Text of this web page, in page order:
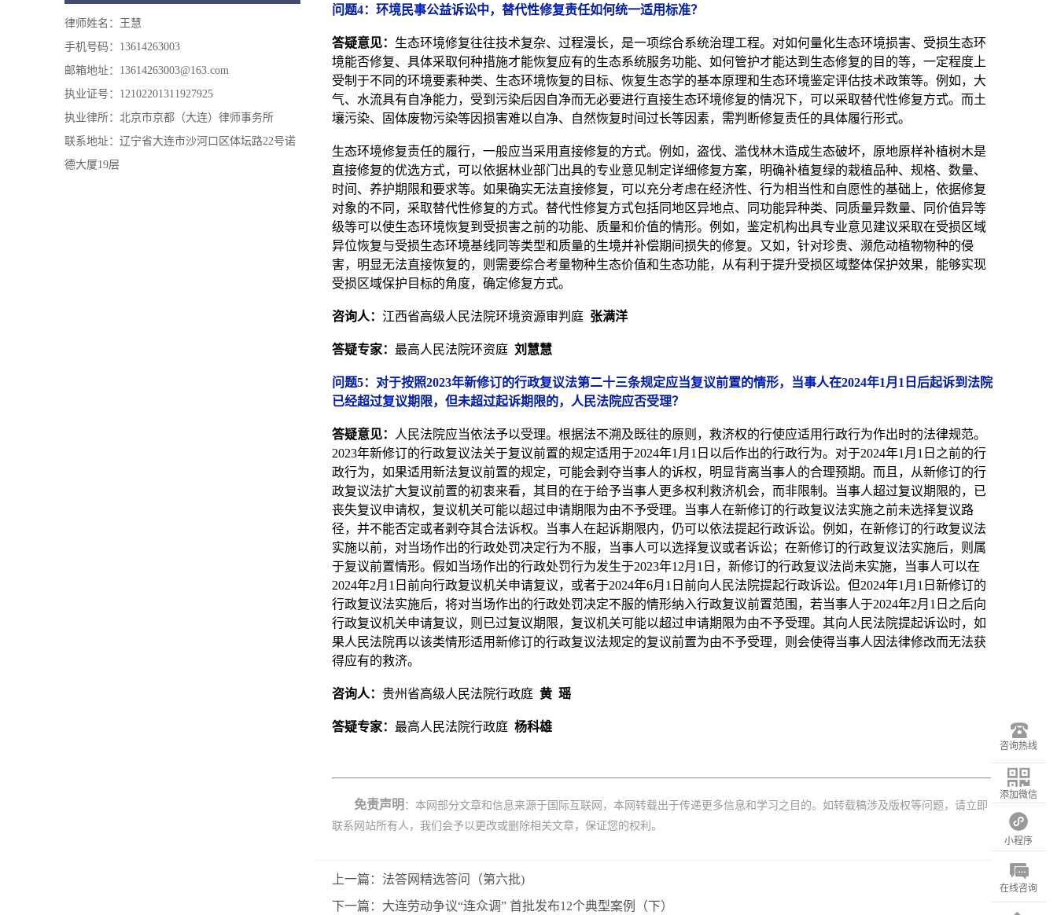
律师姓名：王慧
手机号码：13614263003
邮箱地址：13614263003@163.com
执业证号：12102201311927925
执业律所：北京市京都（大连）律师事务所
联系地址：辽宁省大连市沙河口区体坛路22号诺
德大厦19层
问题4：环境民事公益诉讼中，替代性修复责任如何统一适用标准？
答疑意见： 生态环境修复往往技术复杂、过程漫长，是一项综合系统治理工程。对如何量化生态环境损害、受损生态环
境能否修复、具体采取何种措施才能恢复应有的生态系统服务功能、如何管护才能达到生态修复的目的等，一定程度上
受制于不同的环境要素种类、生态环境恢复的目标、恢复生态学的基本原理和生态环境鉴定评估技术政策等。例如，大
气、水流具有自净能力，受到污染后因自净而无必要进行直接生态环境修复的情况下，可以采取替代性修复方式。而土
壤污染、固体废物污染等因损害难以自净、自然恢复时间过长等因素，需判断修复责任的具体履行形式。
生态环境修复责任的履行，一般应当采用直接修复的方式。例如，盗伐、滥伐林木造成生态破坏，原地原样补植树木是
直接修复的优选方式，可以依据林业部门出具的专业意见制定详细修复方案，明确补植复绿的栽植品种、规格、数量、
时间、养护期限和要求等。如果确实无法直接修复，可以充分考虑在经济性、行为相当性和自愿性的基础上，依据修复
对象的不同，采取替代性修复的方式。替代性修复方式包括同地区异地点、同功能异种类、同质量异数量、同价值异等
级等可以使生态环境恢复到受损害之前的功能、质量和价值的情形。例如，鉴定机构出具专业意见建议采取在受损区域
异位恢复与受损生态环境基线同等类型和质量的生境并补偿期间损失的修复。又如，针对珍贵、濒危动植物物种的侵
害，明显无法直接恢复的，则需要综合考量物种生态价值和生态功能，从有利于提升受损区域整体保护效果，能够实现
受损区域保护目标的角度，确定修复方式。
咨询人： 江西省高级人民法院环境资源审判庭 张满洋
答疑专家： 最高人民法院环资庭 刘慧慧
问题5：对于按照2023年新修订的行政复议法第二十三条规定应当复议前置的情形，当事人在2024年1月1日后起诉到法院
已经超过复议期限，但未超过起诉期限的，人民法院应否受理？
答疑意见：
人民法院应当依法予以受理。根据法不溯及既往的原则，救济权的行使应适用行政行为作出时的法律规范。
2023年新修订的行政复议法关于复议前置的规定适用于2024年1月1日以后作出的行政行为。对于2024年1月1日之前的行
政行为，如果适用新法复议前置的规定，可能会剥夺当事人的诉权，明显背离当事人的合理预期。而且，从新修订的行
政复议法扩大复议前置的初衷来看，其目的在于给予当事人更多权利救济机会，而非限制。当事人超过复议期限的，已
丧失复议申请权，复议机关可能以超过申请期限为由不予受理。当事人在新修订的行政复议法实施之前未选择复议路
径，并不能否定或者剥夺其合法诉权。当事人在起诉期限内，仍可以依法提起行政诉讼。例如，在新修订的行政复议法
实施以前，对当场作出的行政处罚决定行为不服，当事人可以选择复议或者诉讼；在新修订的行政复议法实施后，则属
于复议前置情形。假如当场作出的行政处罚行为发生于2023年12月1日，新修订的行政复议法尚未实施，当事人可以在
2024年2月1日前向行政复议机关申请复议，或者于2024年6月1日前向人民法院提起行政诉讼。但2024年1月1日新修订的
行政复议法实施后，将对当场作出的行政处罚决定不服的情形纳入行政复议前置范围，若当事人于2024年2月1日之后向
行政复议机关申请复议，则已过复议期限，复议机关可能以超过申请期限为由不予受理。其向人民法院提起诉讼时，如
果人民法院再以该类情形适用新修订的行政复议法规定的复议前置为由不予受理，则会使得当事人因法律修改而无法获
得应有的救济。
咨询人： 贵州省高级人民法院行政庭 黄 瑶
答疑专家： 最高人民法院行政庭 杨科雄
免责声明 ：本网部分文章和信息来源于国际互联网，本网转载出于传递更多信息和学习之目的。如转载稿涉及版权等问题，请立即
联系网站所有人，我们会予以更改或删除相关文章，保证您的权利。
上一篇：法答网精选答问（第六批)
下一篇：大连劳动争议“连众调” 首批发布12个典型案例（下）
咨询热线
添加微信
小程序
在线咨询